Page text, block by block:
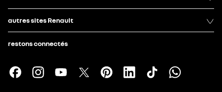
autres sites Renault
restons connectés